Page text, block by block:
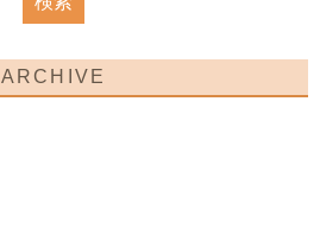
ARCHIVE